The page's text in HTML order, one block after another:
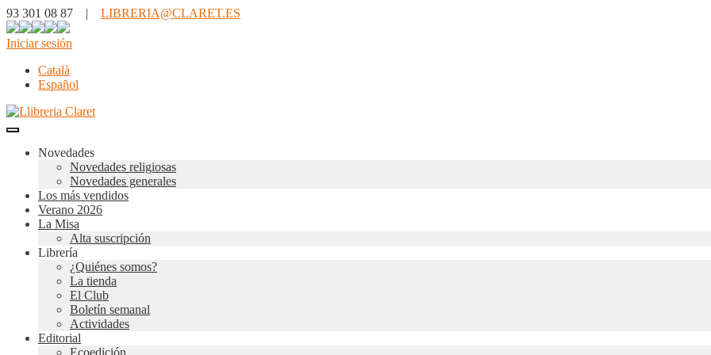
93 301 08 87 | LIBRERIA@CLARET.ES
Iniciar sesión
Català
Español
Novedades
Novedades religiosas
Novedades generales
Los más vendidos
Verano 2026
La Misa
Alta suscripción
Librería
¿Quiénes somos?
La tienda
El Club
Boletín semanal
Actividades
Editorial
Ecoedición